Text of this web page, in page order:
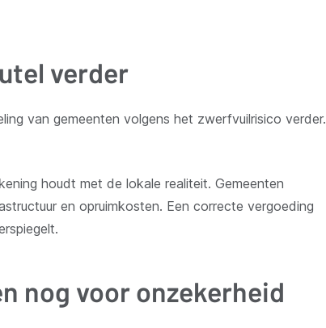
verder
van gemeenten volgens het zwerfvuilrisico verder.
houdt met de lokale realiteit. Gemeenten
en opruimkosten. Een correcte vergoeding
nog voor onzekerheid